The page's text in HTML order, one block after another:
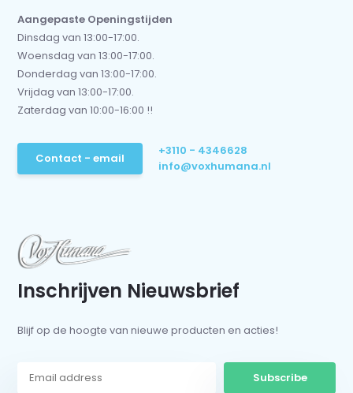
Aangepaste Openingstijden
Dinsdag van 13:00-17:00.
Woensdag van 13:00-17:00.
Donderdag van 13:00-17:00.
Vrijdag van 13:00-17:00.
Zaterdag van 10:00-16:00 !!
Contact - email
+3110 - 4346628
info@voxhumana.nl
Inschrijven Nieuwsbrief
Blijf op de hoogte van nieuwe producten en acties!
Subscribe